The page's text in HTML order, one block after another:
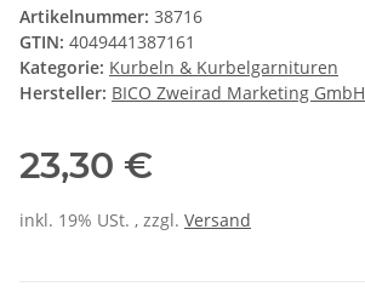
Artikelnummer: 38716
GTIN: 4049441387161
Kategorie: Kurbeln & Kurbelgarnituren
Hersteller: BICO Zweirad Marketing GmbH
23,30 €
inkl. 19% USt. , zzgl. Versand